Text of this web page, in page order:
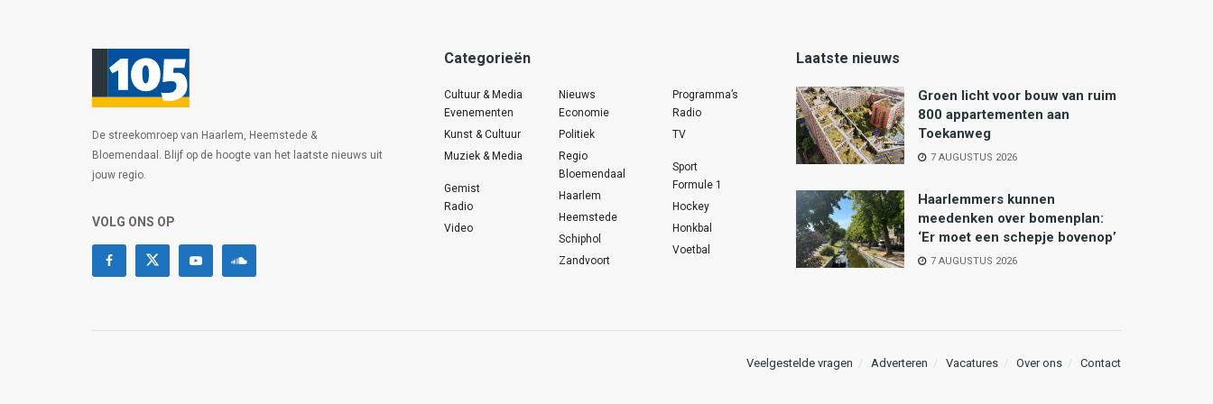
De streekomroep van Haarlem, Heemstede &
Bloemendaal. Blijf op de hoogte van het laatste nieuws uit
jouw regio.
VOLG ONS OP
Categorieën
Cultuur & Media
Evenementen
Kunst & Cultuur
Muziek & Media
Gemist
Radio
Video
Nieuws
Economie
Politiek
Regio
Bloemendaal
Haarlem
Heemstede
Schiphol
Zandvoort
Programma’s
Radio
TV
Sport
Formule 1
Hockey
Honkbal
Voetbal
Laatste nieuws
Groen licht voor bouw van ruim
800 appartementen aan
Toekanweg
7 AUGUSTUS 2026
Haarlemmers kunnen
meedenken over bomenplan:
‘Er moet een schepje bovenop’
7 AUGUSTUS 2026
Veelgestelde vragen Adverteren Vacatures Over ons Contact